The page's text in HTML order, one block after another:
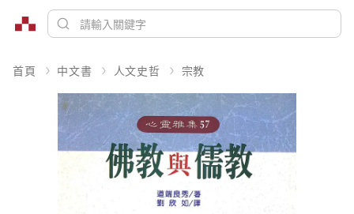
首頁 中文書 人文史哲 宗教